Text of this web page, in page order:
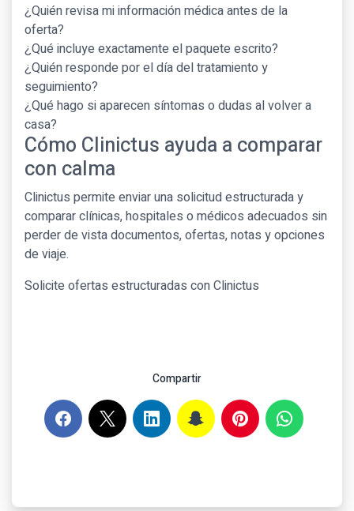
¿Quién revisa mi información médica antes de la
oferta?
¿Qué incluye exactamente el paquete escrito?
¿Quién responde por el día del tratamiento y
seguimiento?
¿Qué hago si aparecen síntomas o dudas al volver a
casa?
Cómo Clinictus ayuda a comparar
con calma
Clinictus permite enviar una solicitud estructurada y
comparar clínicas, hospitales o médicos adecuados sin
perder de vista documentos, ofertas, notas y opciones
de viaje.
Solicite ofertas estructuradas con Clinictus
Compartir